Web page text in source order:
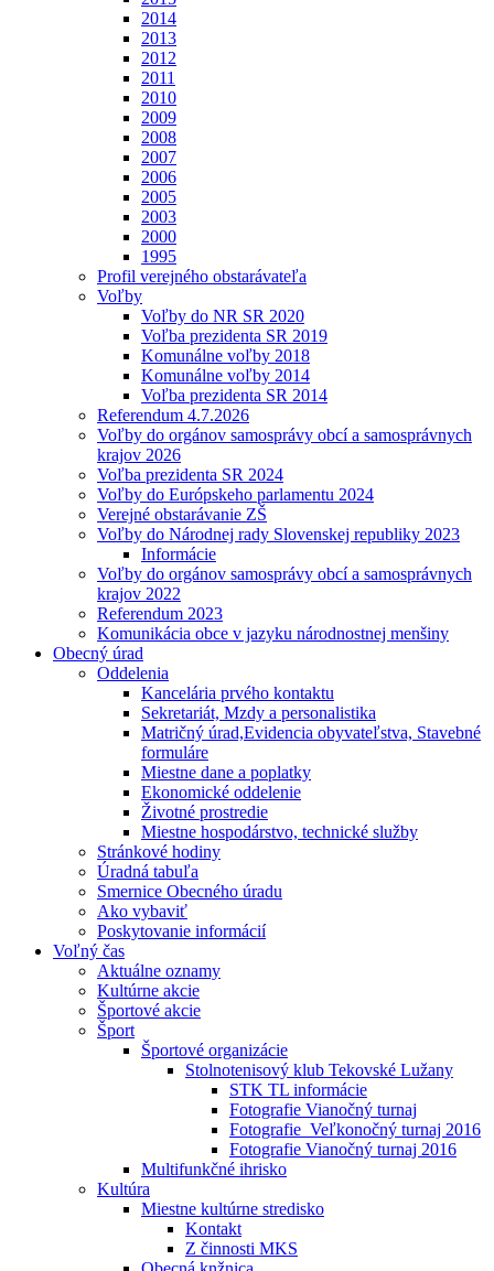
2014
2013
2012
2011
2010
2009
2008
2007
2006
2005
2003
2000
1995
Profil verejného obstarávateľa
Voľby
Voľby do NR SR 2020
Voľba prezidenta SR 2019
Komunálne voľby 2018
Komunálne voľby 2014
Voľba prezidenta SR 2014
Referendum 4.7.2026
Voľby do orgánov samosprávy obcí a samosprávnych
krajov 2026
Voľba prezidenta SR 2024
Voľby do Európskeho parlamentu 2024
Verejné obstarávanie ZŠ
Voľby do Národnej rady Slovenskej republiky 2023
Informácie
Voľby do orgánov samosprávy obcí a samosprávnych
krajov 2022
Referendum 2023
Komunikácia obce v jazyku národnostnej menšiny
Obecný úrad
Oddelenia
Kancelária prvého kontaktu
Sekretariát, Mzdy a personalistika
Matričný úrad,Evidencia obyvateľstva, Stavebné
formuláre
Miestne dane a poplatky
Ekonomické oddelenie
Životné prostredie
Miestne hospodárstvo, technické služby
Stránkové hodiny
Úradná tabuľa
Smernice Obecného úradu
Ako vybaviť
Poskytovanie informácií
Voľný čas
Aktuálne oznamy
Kultúrne akcie
Športové akcie
Šport
Športové organizácie
Stolnotenisový klub Tekovské Lužany
STK TL informácie
Fotografie Vianočný turnaj
Fotografie_Veľkonočný turnaj 2016
Fotografie Vianočný turnaj 2016
Multifunkčné ihrisko
Kultúra
Miestne kultúrne stredisko
Kontakt
Z činnosti MKS